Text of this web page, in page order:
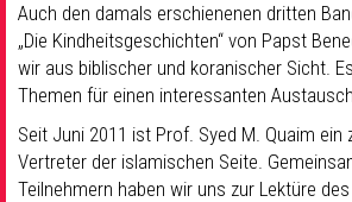
Auch den damals erschienenen dritten
„Die Kindheitsgeschichten“ von Papst
wir aus biblischer und koranischer Sicht.
Themen für einen interessanten
Seit Juni 2011 ist Prof. Syed M. Quaim ein
Vertreter der islamischen Seite.
Teilnehmern haben wir uns zur Lektüre